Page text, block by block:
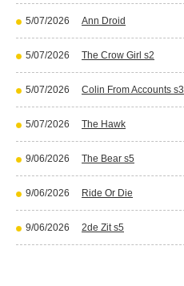
5/07/2026 Ann Droid
5/07/2026 The Crow Girl s2
5/07/2026 Colin From Accounts s3
5/07/2026 The Hawk
9/06/2026 The Bear s5
9/06/2026 Ride Or Die
9/06/2026 2de Zit s5